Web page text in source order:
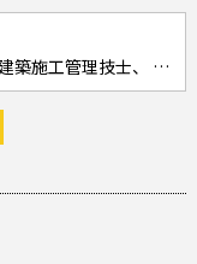
一級建築士、 一級建築施工管理技士、 一級土木施工管理技士、 北九州高齢者等住宅相談員、 被災建築物応急施工技士、 増改築相談員、 2014 TOTOリモデルクラブ北九州店会 会長、 建築大工3級、 既存住宅状況調査技術者